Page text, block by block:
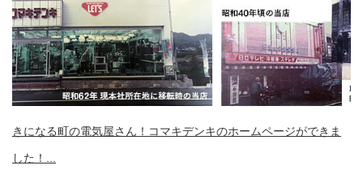
きになる町の電気屋さん！コマキデンキのホームページができま
した！...